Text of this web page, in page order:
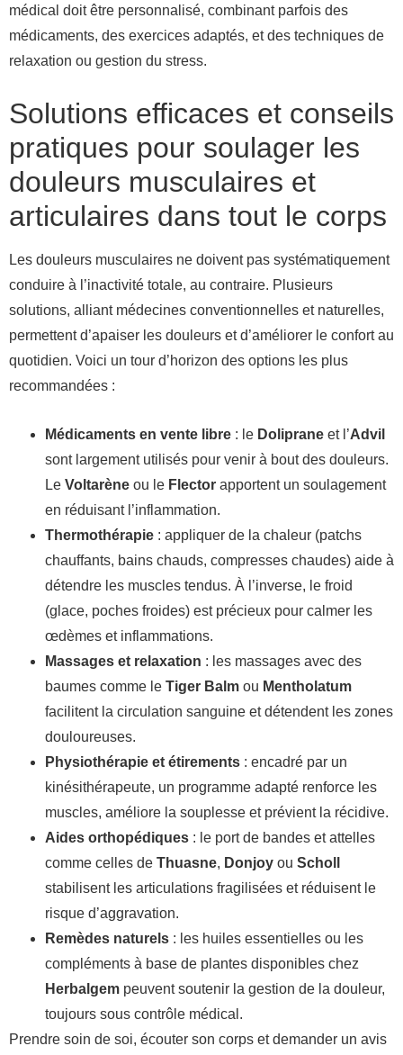
médical doit être personnalisé, combinant parfois des
médicaments, des exercices adaptés, et des techniques de
relaxation ou gestion du stress.
Solutions efficaces et conseils
pratiques pour soulager les
douleurs musculaires et
articulaires dans tout le corps
Les douleurs musculaires ne doivent pas systématiquement
conduire à l’inactivité totale, au contraire. Plusieurs
solutions, alliant médecines conventionnelles et naturelles,
permettent d’apaiser les douleurs et d’améliorer le confort au
quotidien. Voici un tour d’horizon des options les plus
recommandées :
Médicaments en vente libre : le Doliprane et l’Advil
sont largement utilisés pour venir à bout des douleurs.
Le Voltarène ou le Flector apportent un soulagement
en réduisant l’inflammation.
Thermothérapie : appliquer de la chaleur (patchs
chauffants, bains chauds, compresses chaudes) aide à
détendre les muscles tendus. À l’inverse, le froid
(glace, poches froides) est précieux pour calmer les
œdèmes et inflammations.
Massages et relaxation : les massages avec des
baumes comme le Tiger Balm ou Mentholatum
facilitent la circulation sanguine et détendent les zones
douloureuses.
Physiothérapie et étirements : encadré par un
kinésithérapeute, un programme adapté renforce les
muscles, améliore la souplesse et prévient la récidive.
Aides orthopédiques : le port de bandes et attelles
comme celles de Thuasne, Donjoy ou Scholl
stabilisent les articulations fragilisées et réduisent le
risque d’aggravation.
Remèdes naturels : les huiles essentielles ou les
compléments à base de plantes disponibles chez
Herbalgem peuvent soutenir la gestion de la douleur,
toujours sous contrôle médical.
Prendre soin de soi, écouter son corps et demander un avis